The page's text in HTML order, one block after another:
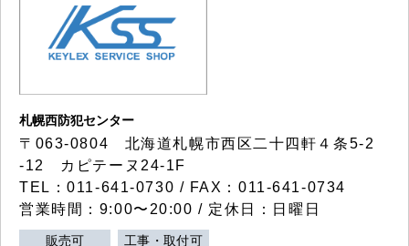
札幌西防犯センター
〒063-0804 北海道札幌市西区二十四軒４条5-2
-12 カピテーヌ24-1F
TEL：011-641-0730 / FAX：011-641-0734
営業時間：9:00〜20:00 / 定休日：日曜日
販売可 工事・取付可